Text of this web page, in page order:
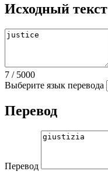
Исходный текст
7 / 5000
Выберите язык перевода
Перевод
Перевод